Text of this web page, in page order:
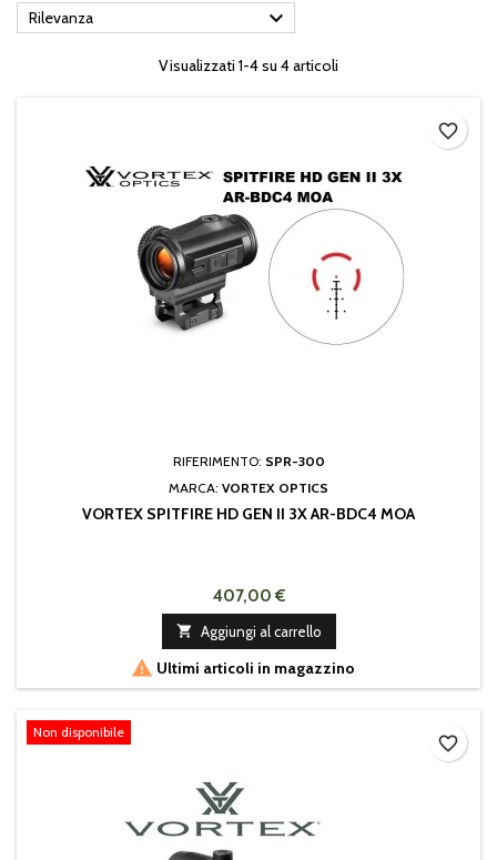
Rilevanza 
Visualizzati 1-4 su 4 articoli
RIFERIMENTO: SPR-300
MARCA: VORTEX OPTICS
VORTEX SPITFIRE HD GEN II 3X AR-BDC4 MOA
407,00 €
 Aggiungi al carrello
 Ultimi articoli in magazzino
favorite_border
Non disponibile
favorite_border